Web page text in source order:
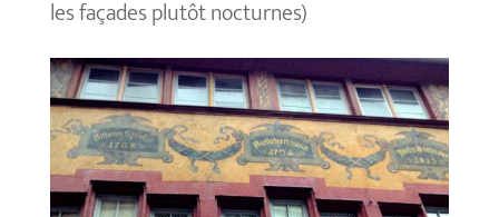
les façades plutôt nocturnes)